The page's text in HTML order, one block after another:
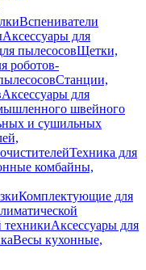
Вспениватели
Аксессуары для
пылесосовЩетки,
роботов-
Станции,
Аксессуары для
швейного
и сушильных
Техника для
комбайны,
Комплектующие для
техникиАксессуары для
Весы кухонные,